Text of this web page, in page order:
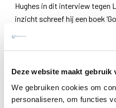
Deze website maakt gebruik
We gebruiken cookies om
personaliseren, om functies
Hughes in dit interview tegen
inzicht schreef hij een boek
Hughes kwam uit een familie
lijden: zijn vader was vaak
neigingen. Precies daarom
de meest prangende vragen